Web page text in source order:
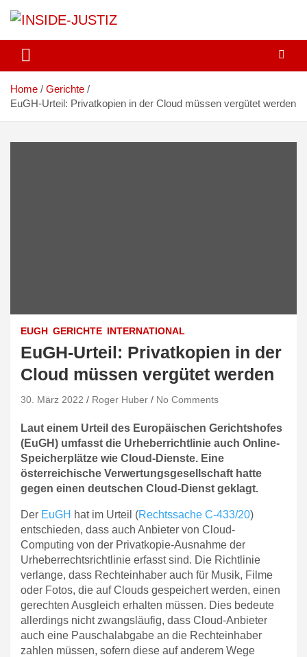
INSIDE-JUSTIZ
Home
Gerichte
EuGH-Urteil: Privatkopien in der Cloud müssen vergütet werden
EUGH GERICHTE INTERNATIONAL
EuGH-Urteil: Privatkopien in der
Cloud müssen vergütet werden
30. März 2022 Roger Huber No Comments
Laut einem Urteil des Europäischen Gerichtshofes
(EuGH) umfasst die Urheberrichtlinie auch Online-
Speicherplätze wie Cloud-Dienste. Eine
österreichische Verwertungsgesellschaft hatte
gegen einen deutschen Cloud-Dienst geklagt.
Der EuGH hat im Urteil (Rechtssache C-433/20)
entschieden, dass auch Anbieter von Cloud-
Computing von der Privatkopie-Ausnahme der
Urheberrechtsrichtlinie erfasst sind. Die Richtlinie
verlange, dass Rechteinhaber auch für Musik, Filme
oder Fotos, die auf Clouds gespeichert werden, einen
gerechten Ausgleich erhalten müssen. Dies bedeute
allerdings nicht zwangsläufig, dass Cloud-Anbieter
auch eine Pauschalabgabe an die Rechteinhaber
zahlen müssen, sofern diese auf anderem Wege